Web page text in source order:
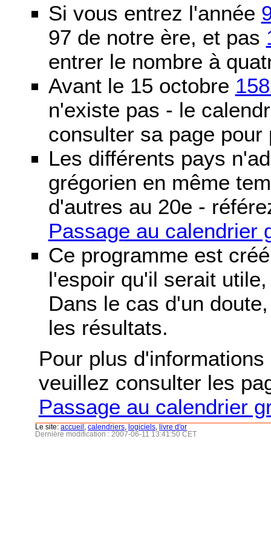
Si vous entrez l'année
97 de notre ère, et pas
entrer le nombre à
Avant le 15 octobre
n'existe pas - le
consulter sa page pour
Les différents pays
grégorien en même
d'autres au 20e -
Passage au calendrier
Ce programme est
l'espoir qu'il serait
Dans le cas d'un
les résultats.
Pour plus
veuillez consulter les
Passage au calendrier
Le site: accueil calendriers logiciels
livre d'or
Dernière modification : 2007-06-11 13:41:50 CET